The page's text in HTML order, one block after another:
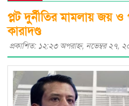
রেলযাত্রা
প্লট দুর্নীতির মামলায় জয়
কারাদণ্ড
প্রকাশিত: ১২:২৩ অপরাহ্ণ, নভেম্বর ২৭,